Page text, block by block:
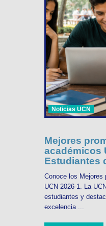
Noticias UCN
Mejores
académicos
Estudiantes
Conoce los Mejores
UCN 2026-1. La
estudiantes y
excelencia ...